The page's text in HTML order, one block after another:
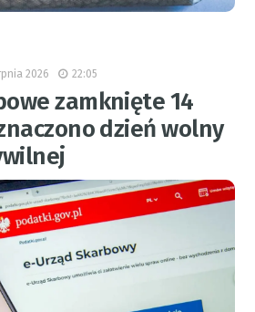
2026 22:05
zamknięte 14
dzień wolny